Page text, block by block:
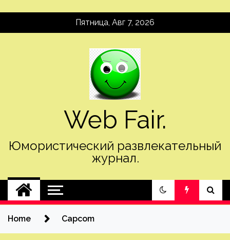
Пятница, Авг 7, 2026
Web Fair.
Юмористический развлекательный
журнал.
Home Capcom